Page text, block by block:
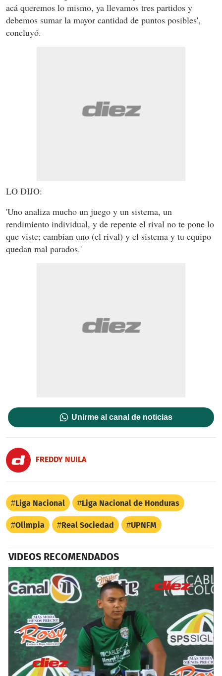
acá queremos lo mismo, ya llevamos tres partidos y
debemos sumar la mayor cantidad de puntos posibles',
concluyó.
LO DIJO:
'Uno analiza mucho un juego y un sistema, un
rendimiento individual, y de repente el rival no te pone lo
que viste; cambian uno (el rival) y el sistema y tu equipo
quedan mal parados.'
Unirme al canal de noticias
FREDDY NUILA
Liga Nacional Liga Nacional de Honduras
Olimpia Real Sociedad UPNFM
VIDEOS RECOMENDADOS